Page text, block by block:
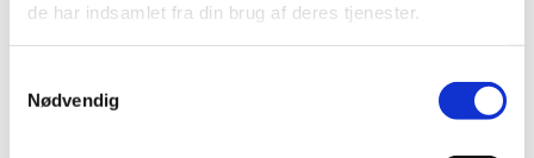
de har indsamlet fra din brug af deres tjenester.
Nødvendig
January (2)